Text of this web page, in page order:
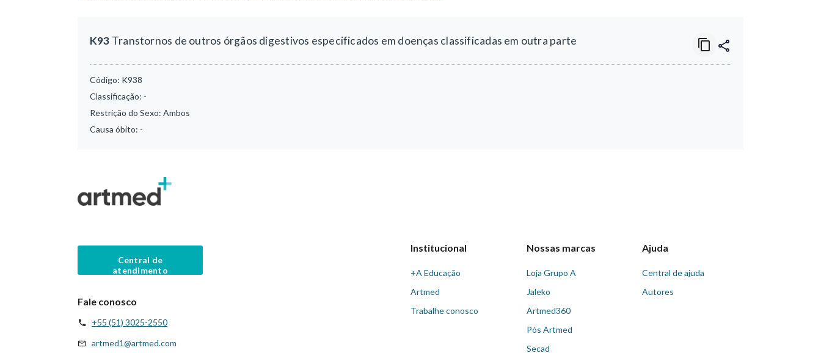
K93 Transtornos de outros órgãos digestivos especificados em doenças classificadas em outra parte
Código: K938
Classificação: -
Restrição do Sexo: Ambos
Causa óbito: -
Central de
atendimento
Fale conosco
+55 (51) 3025-2550
artmed1@artmed.com
Institucional
+A Educação
Artmed
Trabalhe conosco
Nossas marcas
Loja Grupo A
Jaleko
Artmed360
Pós Artmed
Secad
Ajuda
Central de ajuda
Autores